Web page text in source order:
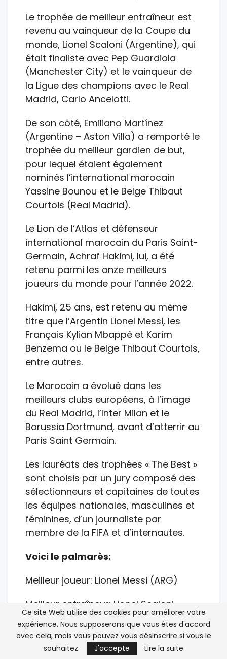
Le trophée de meilleur entraîneur est
revenu au vainqueur de la Coupe du
monde, Lionel Scaloni (Argentine), qui
était finaliste avec Pep Guardiola
(Manchester City) et le vainqueur de
la Ligue des champions avec le Real
Madrid, Carlo Ancelotti.
De son côté, Emiliano Martínez
(Argentine – Aston Villa) a remporté le
trophée du meilleur gardien de but,
pour lequel étaient également
nominés l’international marocain
Yassine Bounou et le Belge Thibaut
Courtois (Real Madrid).
Le Lion de l’Atlas et défenseur
international marocain du Paris Saint-
Germain, Achraf Hakimi, lui, a été
retenu parmi les onze meilleurs
joueurs du monde pour l’année 2022.
Hakimi, 25 ans, est retenu au même
titre que l’Argentin Lionel Messi, les
Français Kylian Mbappé et Karim
Benzema ou le Belge Thibaut Courtois,
entre autres.
Le Marocain a évolué dans les
meilleurs clubs européens, à l’image
du Real Madrid, l’Inter Milan et le
Borussia Dortmund, avant d’atterrir au
Paris Saint Germain.
Les lauréats des trophées « The Best »
sont choisis par un jury composé des
sélectionneurs et capitaines de toutes
les équipes nationales, masculines et
féminines, d’un journaliste par
membre de la FIFA et d’internautes.
Voici le palmarès:
Meilleur joueur: Lionel Messi (ARG)
Meilleur entraîneur: Lionel Scaloni
(ARG)
Meilleur gardien: Emiliano Martinez
(ARG)
Ce site Web utilise des cookies pour améliorer votre
expérience. Nous supposerons que vous êtes d'accord
avec cela, mais vous pouvez vous désinscrire si vous le
souhaitez.
J'accepte Lire la suite